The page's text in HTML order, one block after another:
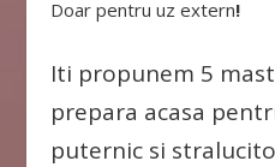
Doar pentru uz extern!
Iti propunem 5
prepara acasa
puternic si